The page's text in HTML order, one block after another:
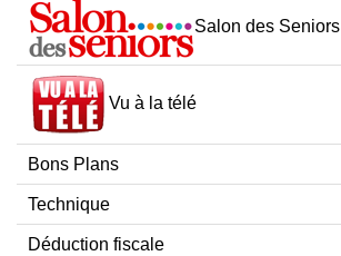
Salon des Seniors
Vu à la télé
Bons Plans
Technique
Déduction fiscale